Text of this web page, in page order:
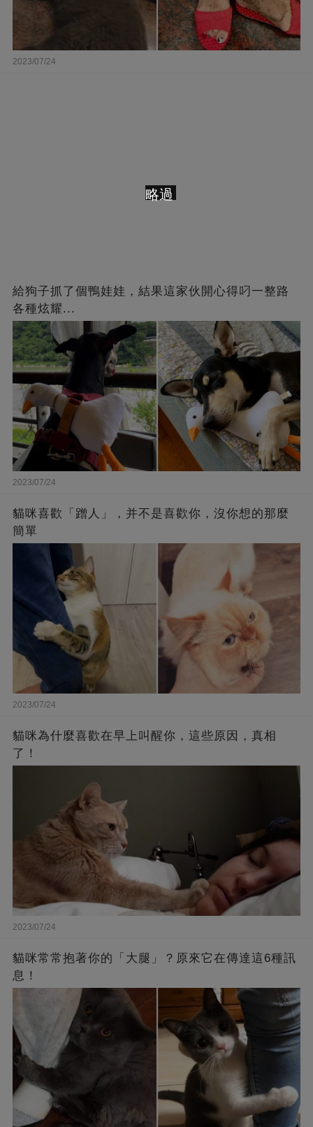
2023/07/24
給狗子抓了個鴨娃娃，結果這家伙開心得叼一整路
各種炫耀...
2023/07/24
貓咪喜歡「蹭人」，并不是喜歡你，沒你想的那麼
簡單
2023/07/24
貓咪為什麼喜歡在早上叫醒你，這些原因，真相
了！
2023/07/24
貓咪常常抱著你的「大腿」？原來它在傳達這6種訊
息！
略過